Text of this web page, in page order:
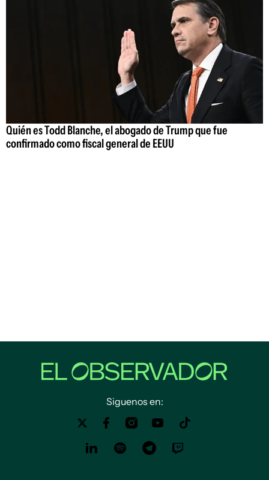
Quién es Todd Blanche, el abogado de Trump que fue
confirmado como fiscal general de EEUU
Siguenos en: